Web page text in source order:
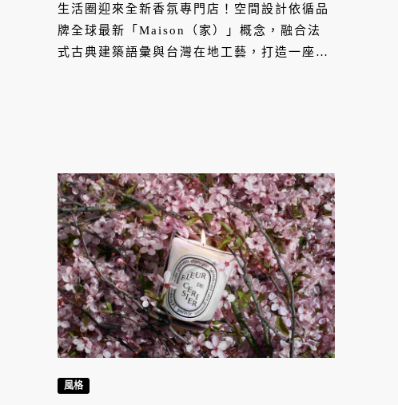
生活圈迎來全新香氛專門店！空間設計依循品
牌全球最新「Maison（家）」概念，融合法
式古典建築語彙與台灣在地工藝，打造一座充
風格